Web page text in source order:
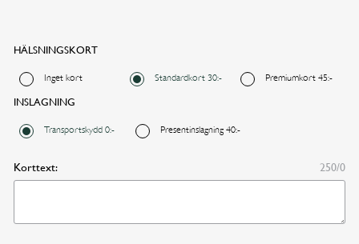
HÄLSNINGSKORT
Inget kort Standardkort 30:- Premiumkort 45:-
INSLAGNING
Transportskydd 0:- Presentinslagning 40:-
Korttext: 250/0